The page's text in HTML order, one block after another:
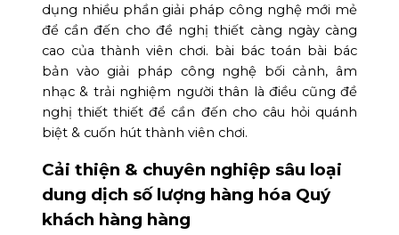
dụng nhiều phần giải pháp công nghệ mới mẻ
để cần đến cho đề nghị thiết càng ngày càng
cao của thành viên chơi. bài bác toán bài bác
bản vào giải pháp công nghệ bối cảnh, âm
nhạc & trải nghiệm người thân là điều cũng đề
nghị thiết thiết để cần đến cho câu hỏi quánh
biệt & cuốn hút thành viên chơi.
Cải thiện & chuyên nghiệp sâu loại
dung dịch số lượng hàng hóa Quý
khách hàng hàng